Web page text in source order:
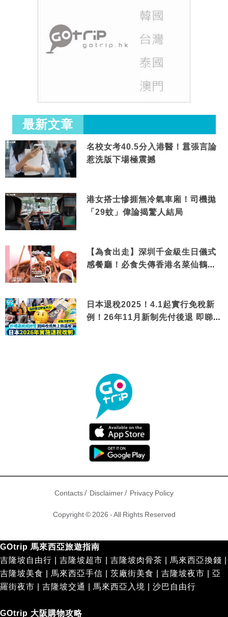
最新文章
名校女考40.5分入港醫！囂張言論
惹洗版下場極震撼
港女搭士慘捱無冷氣車廂！司機拋
「29蚊」偉論揭驚人結局
【為食出走】深圳千金級生日儀式
感餐廳！必食失傳香港名菜仙鶴神
日本退稅2025！4.1起實行免稅新
例！26年11月新制先付後退 即睇步
Contacts/ Disclaimer/ Privacy Policy
Copyright © 2026 - All Rights Reserved
GOtrip 馬來西亞旅遊指南
吉隆坡自由行
吉隆坡超市 吉隆坡肉骨茶 馬來西亞換錢
吉隆坡美食
馬來西亞手信 茨廠街美食 吉隆坡夜市
亞
羅街夜市
吉隆坡交通 馬來西亞入境 沙巴自由行
GOtrip 大阪購物攻略